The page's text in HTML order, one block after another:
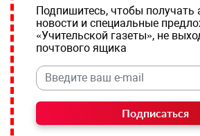
Подпишитесь, чтобы получать
новости и специальные
«Учительской газеты», не
почтового ящика
Подписаться